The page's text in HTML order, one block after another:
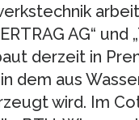
AG“ und
derzeit in
dem aus
wird. Im